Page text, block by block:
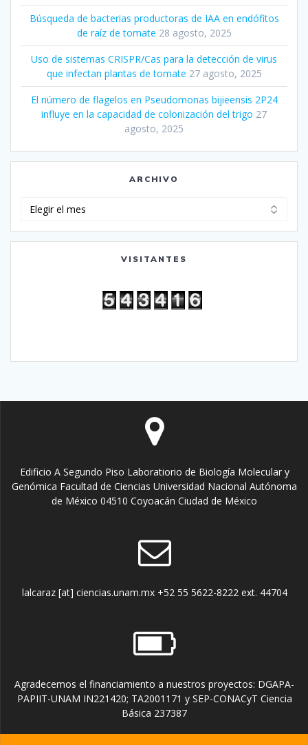
Búsqueda de bacterias productoras de IAA en endófitos
de raíz de tomate 28 agosto, 2025
Uso de sistemas CRISPR/Cas para la detección de virus
que infectan plantas de tomate 27 agosto, 2025
El número de flagelos en Pseudomonas bijieensis 2P24
influye en la capacidad de colonización del trigo 27
agosto, 2025
ARCHIVO
VISITANTES
Edificio A Segundo Piso Laboratiorio de Biología Molecular y
Genómica Facultad de Ciencias Universidad Nacional Autónoma
de México 04510 Coyoacán Ciudad de México
lalcaraz [at] ciencias.unam.mx +52 55 5622-8222 ext. 44704
Agradecemos el financiamiento a nuestros proyectos: DGAPA-
PAPIIT-UNAM IN221420; TA2001171 y SEP-CONACyT Ciencia
Básica 237387